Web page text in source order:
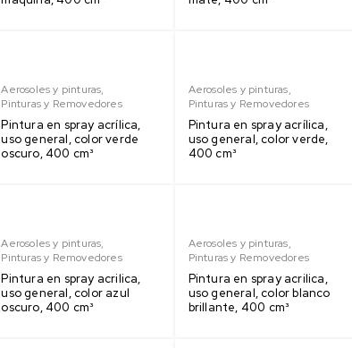
Aerosoles y pinturas,
Pinturas y Removedores
Pintura en spray acrílica,
uso general, color verde
oscuro, 400 cm³
Aerosoles y pinturas,
Pinturas y Removedores
Pintura en spray acrílica,
uso general, color verde,
400 cm³
Aerosoles y pinturas,
Pinturas y Removedores
Pintura en spray acrilica,
uso general, color azul
oscuro, 400 cm³
Aerosoles y pinturas,
Pinturas y Removedores
Pintura en spray acrilica,
uso general, color blanco
brillante, 400 cm³